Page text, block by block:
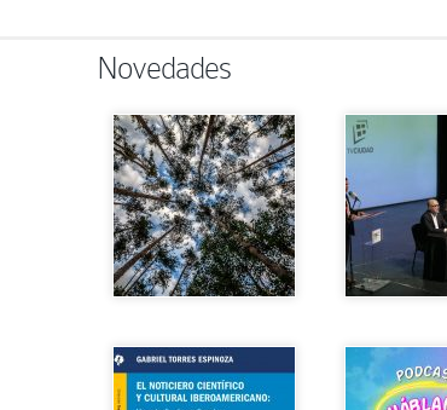
Novedades